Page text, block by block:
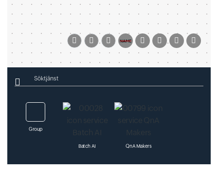
Söktjänst
Group
Batch AI QnA Makers